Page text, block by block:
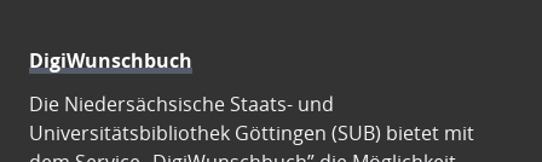
DigiWunschbuch
Die Niedersächsische Staats- und
Universitätsbibliothek Göttingen (SUB) bietet mit